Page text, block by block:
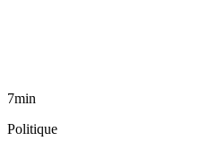
7min
Politique